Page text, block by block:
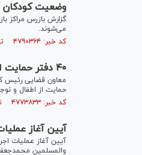
وضعیت کودکان
گزارش بازرس مراکز
می‌شوند.
کد خبر: ۴۷۹۰۳۶۴ تاریخ انتشار : ۱۴۰۳/۰۶/۰۶
۴۰ دفتر حمایت از اطفال و نوجوانان در واحد‌های قضایی استان تهران راه‌اندازی شد
حمایت از اطفال و
کد خبر: ۴۷۷۳۸۳۳ تاریخ انتشار : ۱۴۰۳/۰۲/۲۹
آیین آغاز عملیات اجرایی
والمسلمین